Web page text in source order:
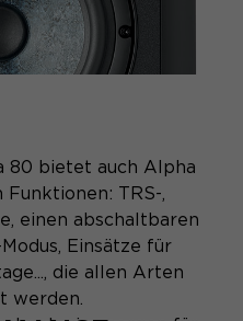
80 bietet auch Alpha
TRS-,
einen abschaltbaren
Einsätze für
die allen Arten
werden.